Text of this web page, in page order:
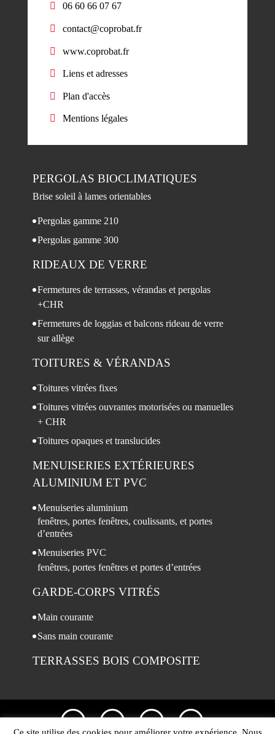
06 60 66 07 67
contact@coprobat.fr
www.coprobat.fr
Liens et adresses
Plan d'accès
Mentions légales
PERGOLAS BIOCLIMATIQUES
Brise soleil à lames orientables
Pergolas gamme 210
Pergolas gamme 300
RIDEAUX DE VERRE
Fermetures de terrasses, vérandas et pergolas
+CHR
Fermetures de loggias et balcons rideau de verre
sur allège
TOITURES & VÉRANDAS
Toitures vitrées fixes
Toitures vitrées ouvrantes motorisées ou manuelles
+ CHR
Toitures opaques et translucides
MENUISERIES EXTÉRIEURES
ALUMINIUM ET PVC
Menuiseries aluminium
fenêtres, portes fenêtres, coulissants, et portes
d’entrées
Menuiseries PVC
fenêtres, portes fenêtres et portes d’entrées
GARDE-CORPS VITRÉS
Main courante
Sans main courante
TERRASSES BOIS COMPOSITE